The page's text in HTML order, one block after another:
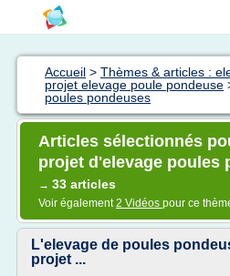
Accueil > Thèmes & articles :
projet elevage poule pondeuse
poules pondeuses
Articles sélectionnés
projet d'elevage poules
→ 33 articles
Voir également2 Vidéos pour ce
L'elevage de poules
projet ...